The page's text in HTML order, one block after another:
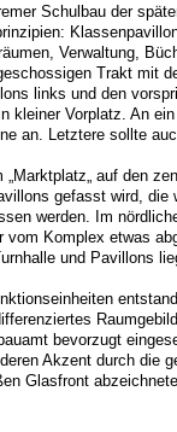
Schulbau der
Verwaltung,
Trakt mit
links und den
kleiner Vorplatz. An
an. Letztere sollte
auf den
gefasst wird, die
werden. Im
vom Komplex etwas
und Pavillons
bevorzugt
Akzent durch die
Glasfront